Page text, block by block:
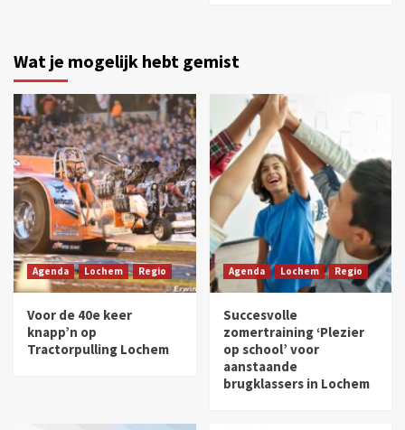
Wat je mogelijk hebt gemist
Agenda Lochem Regio
Voor de 40e keer
knapp’n op
Tractorpulling Lochem
Agenda Lochem Regio
Succesvolle
zomertraining ‘Plezier
op school’ voor
aanstaande
brugklassers in Lochem